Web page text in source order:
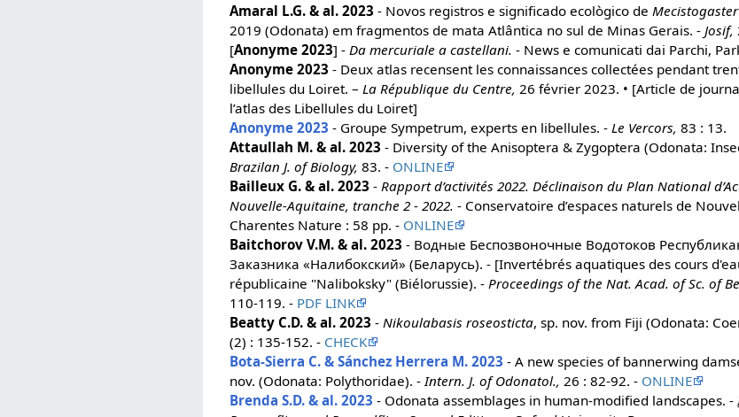
Amaral L.G. & al. 2023 - Novos registros e significado ecològico de
2019 (Odonata) em fragmentos de mata Atlântica no sul de Minas Gerais. - Josif,
[Anonyme 2023] - Da mercuriale a castellani. - News e comunicati dai Parchi,
Anonyme 2023 - Deux atlas recensent les connaissances collectées pendant
libellules du Loiret. – La République du Centre, 26 février 2023. • [Article de
l’atlas des Libellules du Loiret]
Anonyme 2023 - Groupe Sympetrum, experts en libellules. - Le Vercors, 83 : 13.
Attaullah M. & al. 2023 - Diversity of the Anisoptera & Zygoptera (Odonata:
Brazilan J. of Biology, 83. - ONLINE
Bailleux G. & al. 2023 - Rapport d’activités 2022. Déclinaison du Plan National
Nouvelle-Aquitaine, tranche 2 - 2022. - Conservatoire d’espaces naturels de
Charentes Nature : 58 pp. - ONLINE
Baitchorov V.M. & al. 2023 - Водные Беспозвоночные Водотоков
Заказника «Налибокский» (Беларусь). - [Invertébrés aquatiques des cours
républicaine "Naliboksky" (Biélorussie). - Proceedings of the Nat. Acad. of Sc. of
110-119. - PDF LINK
Beatty C.D. & al. 2023 - Nikoulabasis roseosticta, sp. nov. from Fiji (Odonata:
(2) : 135-152. - CHECK
Bota-Sierra C. & Sánchez Herrera M. 2023 - A new species of bannerwing
nov. (Odonata: Polythoridae). - Intern. J. of Odonatol., 26 : 82-92. - ONLINE
Brenda S.D. & al. 2023 - Odonata assemblages in human-modified landscapes. -